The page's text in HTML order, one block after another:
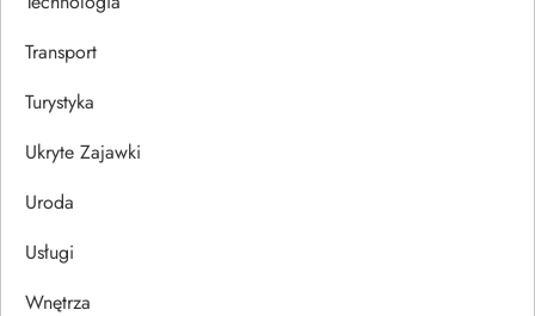
Transport
Turystyka
Ukryte Zajawki
Uroda
Usługi
Wnętrza